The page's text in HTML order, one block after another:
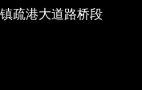
疏港大道路桥段